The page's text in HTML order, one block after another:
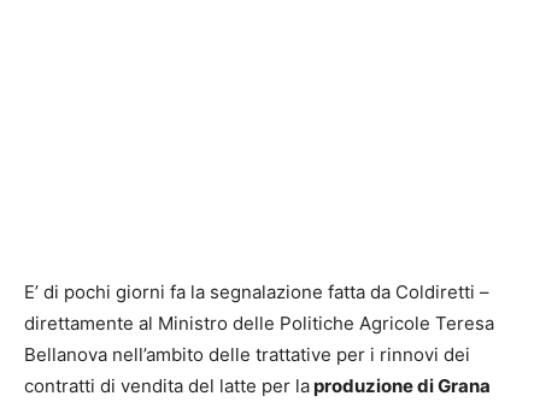
E’ di pochi giorni fa la segnalazione fatta da Coldiretti –
direttamente al Ministro delle Politiche Agricole Teresa
Bellanova nell’ambito delle trattative per i rinnovi dei
contratti di vendita del latte per laproduzione di Grana